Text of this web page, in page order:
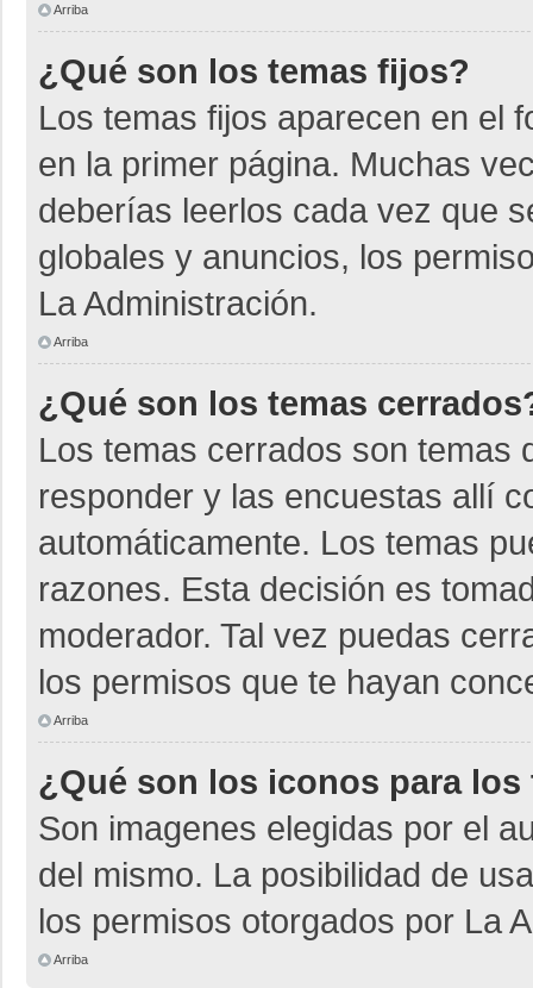
Arriba
¿Qué son los temas fijos?
Los temas fijos aparecen en el
en la primer página. Muchas
deberías leerlos cada vez que
globales y anuncios, los
La Administración.
Arriba
¿Qué son los temas
Los temas cerrados son temas
responder y las encuestas allí
automáticamente. Los temas
razones. Esta decisión es
moderador. Tal vez puedas
los permisos que te hayan
Arriba
¿Qué son los iconos para los
Son imagenes elegidas por el
del mismo. La posibilidad de
los permisos otorgados por La
Arriba